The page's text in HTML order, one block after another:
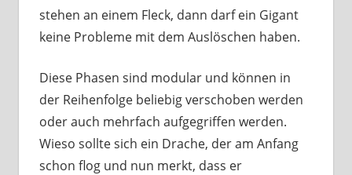
stehen an einem Fleck, dann darf ein Gigant
keine Probleme mit dem Auslöschen haben.
Diese Phasen sind modular und können in
der Reihenfolge beliebig verschoben werden
oder auch mehrfach aufgegriffen werden.
Wieso sollte sich ein Drache, der am Anfang
schon flog und nun merkt, dass er